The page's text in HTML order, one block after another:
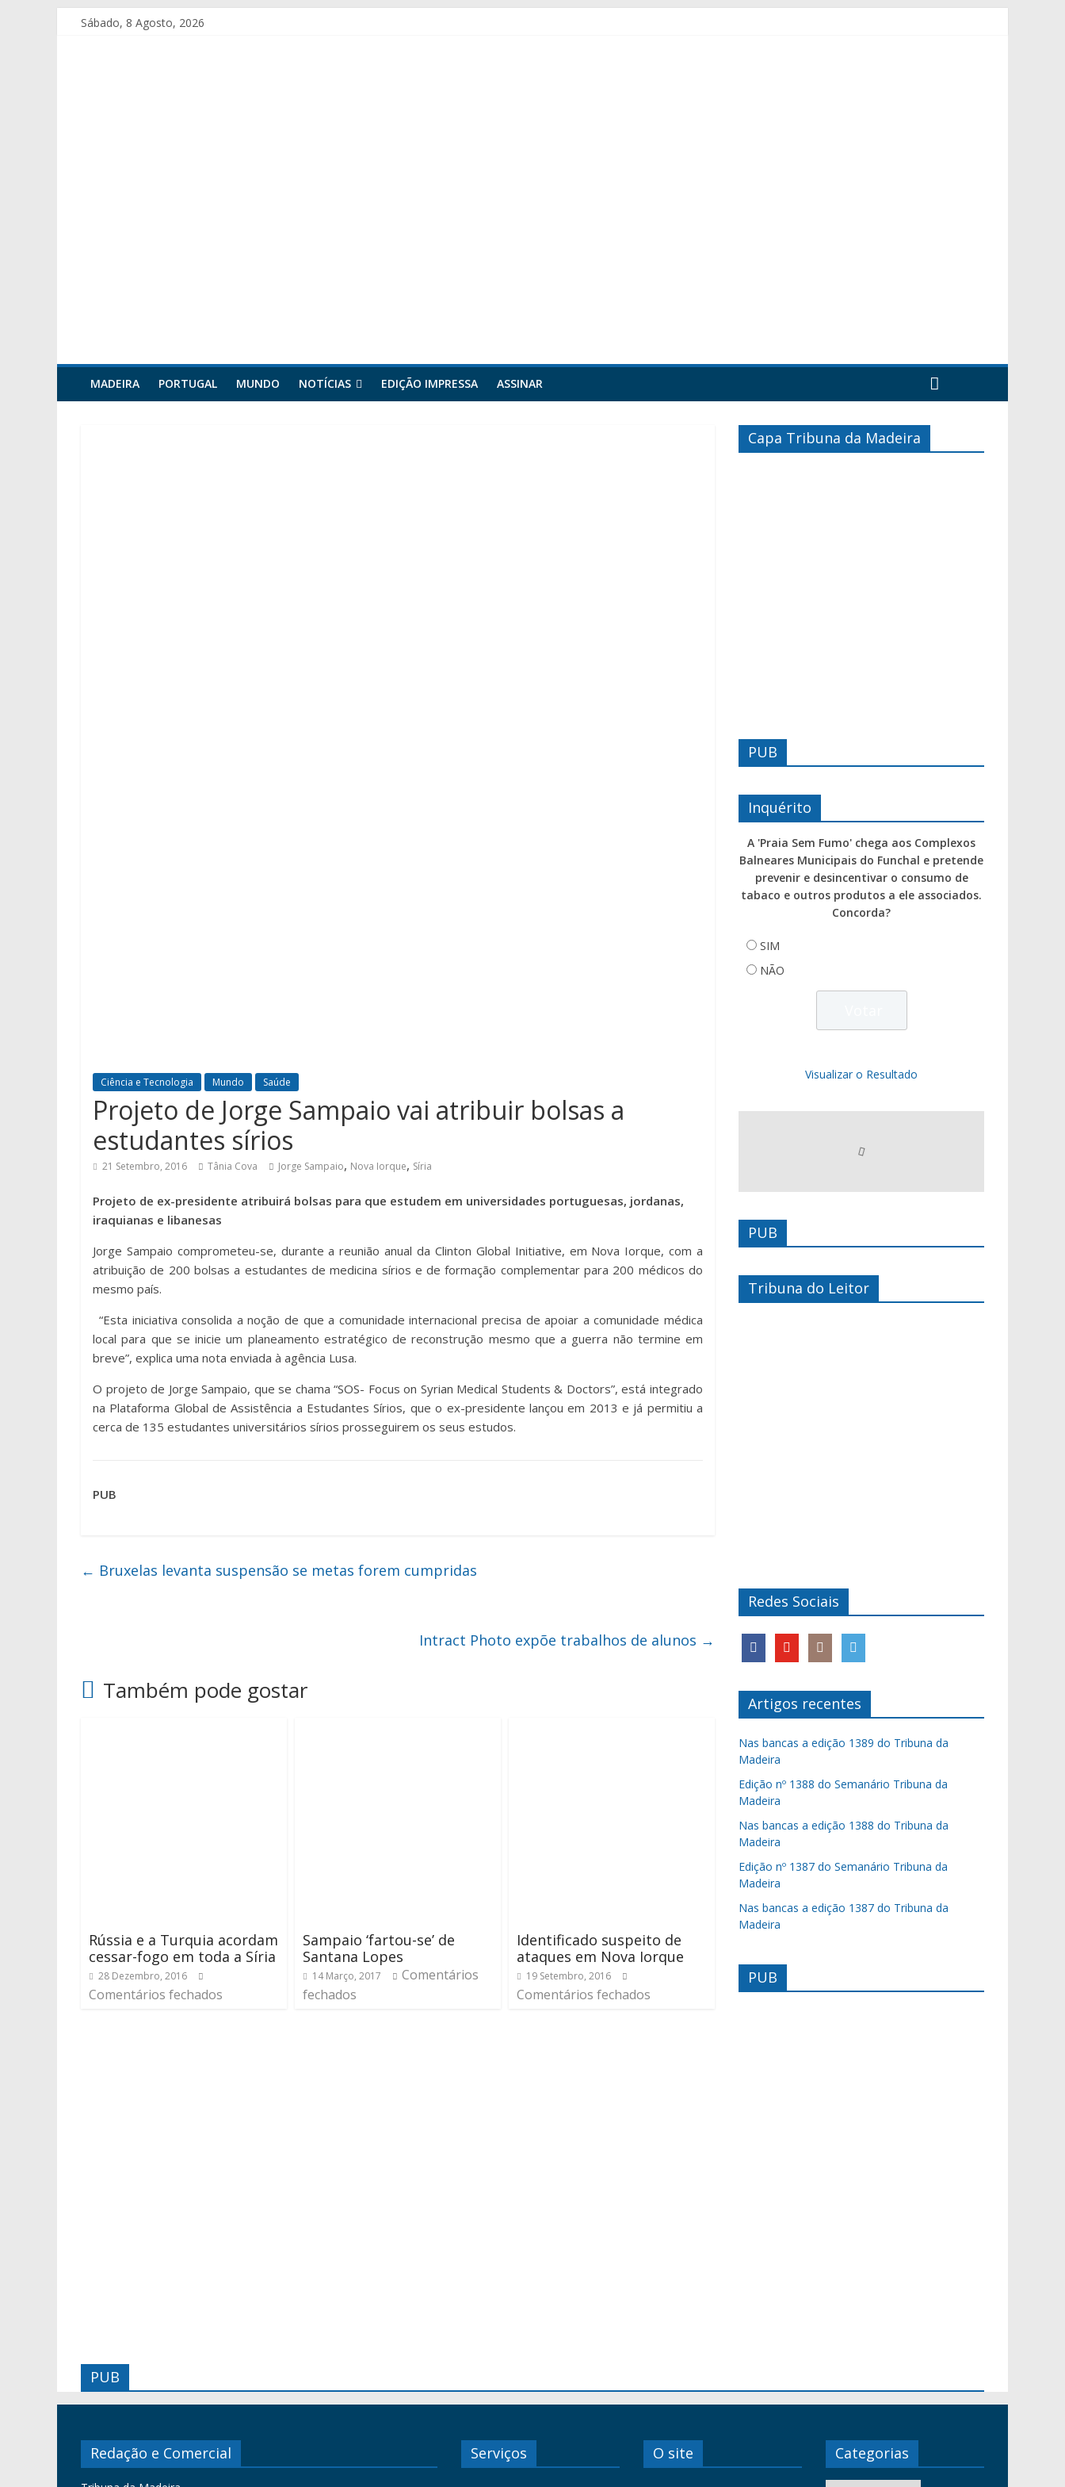
Sábado, 8 Agosto, 2026
MADEIRA PORTUGAL MUNDO NOTÍCIAS EDIÇÃO IMPRESSA ASSINAR
Ciência e Tecnologia Mundo Saúde
Projeto de Jorge Sampaio vai atribuir bolsas a
estudantes sírios
21 Setembro, 2016 Tânia Cova Jorge Sampaio, Nova Iorque, Síria
Projeto de ex-presidente atribuirá bolsas para que estudem em universidades portuguesas, jordanas,
iraquianas e libanesas
Jorge Sampaio comprometeu-se, durante a reunião anual da Clinton Global Initiative, em Nova Iorque, com a
atribuição de 200 bolsas a estudantes de medicina sírios e de formação complementar para 200 médicos do
mesmo país.
“Esta iniciativa consolida a noção de que a comunidade internacional precisa de apoiar a comunidade médica
local para que se inicie um planeamento estratégico de reconstrução mesmo que a guerra não termine em
breve”, explica uma nota enviada à agência Lusa.
O projeto de Jorge Sampaio, que se chama “SOS- Focus on Syrian Medical Students & Doctors”, está integrado
na Plataforma Global de Assistência a Estudantes Sírios, que o ex-presidente lançou em 2013 e já permitiu a
cerca de 135 estudantes universitários sírios prosseguirem os seus estudos.
PUB
← Bruxelas levanta suspensão se metas forem cumpridas
Intract Photo expõe trabalhos de alunos →
Também pode gostar
Rússia e a Turquia acordam
cessar-fogo em toda a Síria
28 Dezembro, 2016
Comentários fechados
Sampaio ‘fartou-se’ de
Santana Lopes
14 Março, 2017
Comentários
fechados
Identificado suspeito de
ataques em Nova Iorque
19 Setembro, 2016
Comentários fechados
Capa Tribuna da Madeira
PUB
Inquérito
A 'Praia Sem Fumo' chega aos Complexos
Balneares Municipais do Funchal e pretende
prevenir e desincentivar o consumo de
tabaco e outros produtos a ele associados.
Concorda?
SIM
NÃO
Visualizar o Resultado
PUB
Tribuna do Leitor
Redes Sociais
Artigos recentes
Nas bancas a edição 1389 do Tribuna da
Madeira
Edição nº 1388 do Semanário Tribuna da
Madeira
Nas bancas a edição 1388 do Tribuna da
Madeira
Edição nº 1387 do Semanário Tribuna da
Madeira
Nas bancas a edição 1387 do Tribuna da
Madeira
PUB
PUB
Redação e Comercial Serviços O site Categorias